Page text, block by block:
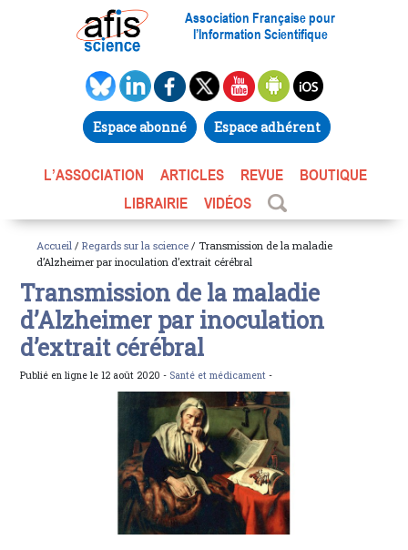
Association Française pour
l’Information Scientifique
Espace abonné Espace adhérent
L’ASSOCIATION ARTICLES REVUE
BOUTIQUE
LIBRAIRIE
VIDÉOS
Accueil / Regards sur la science / Transmission de la maladie
d’Alzheimer par inoculation d’extrait cérébral
Transmission de la maladie
d’Alzheimer par inoculation
d’extrait cérébral
Publié en ligne le 12 août 2020 - Santé et médicament -